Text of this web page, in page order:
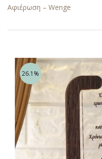
Αφιέρωση – Wenge
26.1%